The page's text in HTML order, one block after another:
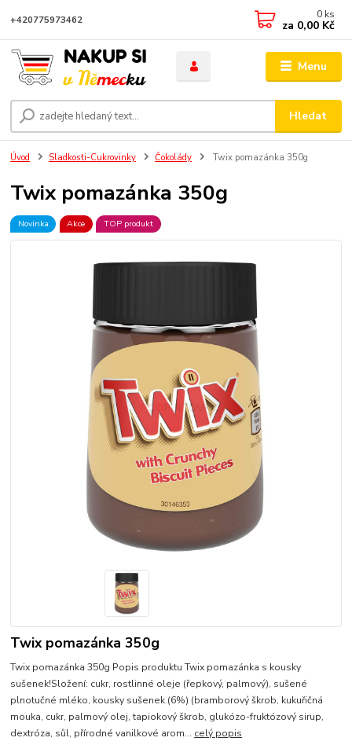
Menu
Hledat
+420775973462 0 ks
za 0,00 Kč
Úvod Sladkosti-Cukrovinky Čokolády Twix pomazánka 350g
Twix pomazánka 350g
Novinka Akce TOP produkt
Twix pomazánka 350g
Twix pomazánka 350g Popis produktu Twix pomazánka s kousky
sušenek!Složení: cukr, rostlinné oleje (řepkový, palmový), sušené
plnotučné mléko, kousky sušenek (6%) (bramborový škrob, kukuřičná
mouka, cukr, palmový olej, tapiokový škrob, glukózo-fruktózový sirup,
dextróza, sůl, přírodné vanilkové arom... celý popis